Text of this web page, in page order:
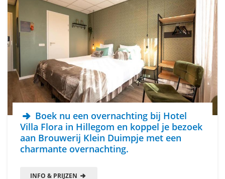
Boek nu een overnachting bij Hotel
Villa Flora in Hillegom en koppel je bezoek
aan Brouwerij Klein Duimpje met een
charmante overnachting.
INFO & PRIJZEN